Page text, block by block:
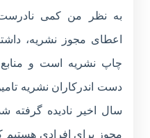
به نظر من کمی
اعطای مجوز نشریه،
چاپ نشریه است و
دست اندرکاران نشریه
سال اخیر نادیده
مجوز برای افرادی هستیم